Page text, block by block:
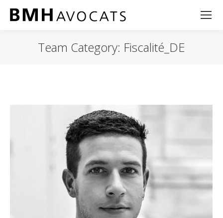
Team Category: Fiscalité_DE